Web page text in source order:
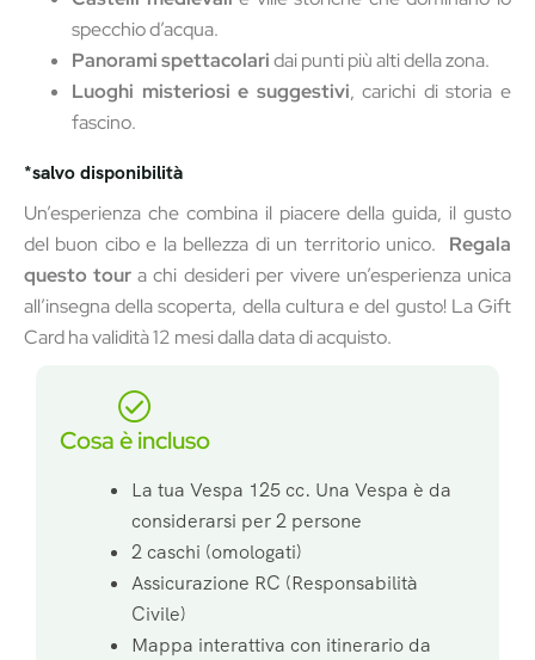
specchio d’acqua.
Panorami spettacolaridai punti più alti della zona.
Luoghi misteriosi e suggestivi, carichi di storia e
fascino.
*salvo disponibilità
Un’esperienza che combina il piacere della guida, il gusto
del buon cibo e la bellezza di un territorio unico.
Regala
questo tour a chi desideri per vivere un’esperienza unica
all’insegna della scoperta, della cultura e del gusto! La Gift
Card ha validità 12 mesi dalla data di acquisto.
Cosa è incluso
La tua Vespa 125 cc. Una Vespa è da
considerarsi per 2 persone
2 caschi (omologati)
Assicurazione RC (Responsabilità
Civile)
Mappa interattiva con itinerario da